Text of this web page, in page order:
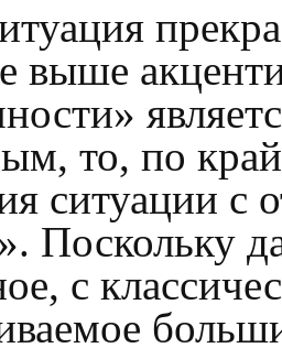
выше
то, по
ситуации с
Поскольку
с